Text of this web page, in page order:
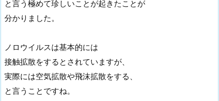
と言う極めて珍しいことが起きたことが
分かりました。
ノロウイルスは基本的には
接触拡散をするとされていますが、
実際には空気拡散や飛沫拡散をする、
と言うことですね。